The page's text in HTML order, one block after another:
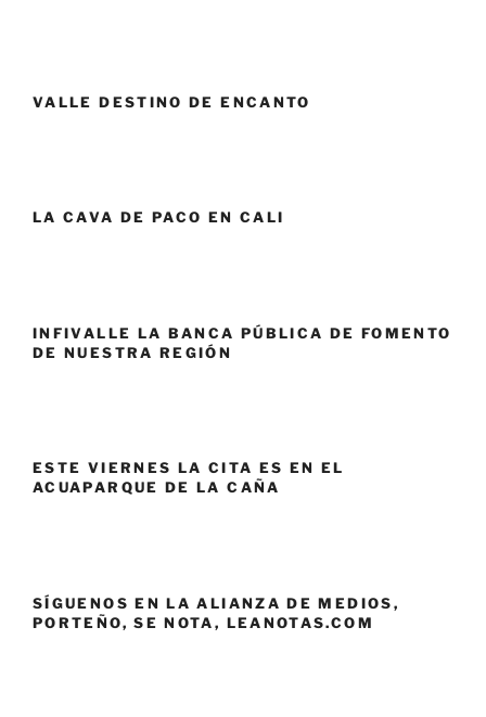
VALLE DESTINO DE ENCANTO
LA CAVA DE PACO EN CALI
INFIVALLE LA BANCA PÚBLICA DE FOMENTO
DE NUESTRA REGIÓN
ESTE VIERNES LA CITA ES EN EL
ACUAPARQUE DE LA CAÑA
SÍGUENOS EN LA ALIANZA DE MEDIOS,
PORTEÑO, SE NOTA, LEANOTAS.COM